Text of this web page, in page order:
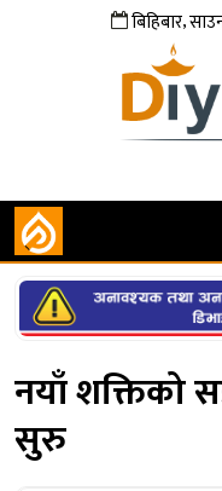
बिहिबार,
नयाँ
सुरु